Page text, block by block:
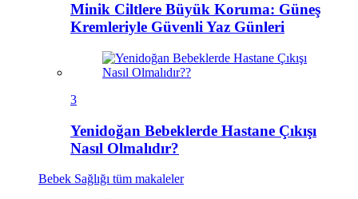
Minik Ciltlere Büyük Koruma: Güneş
Kremleriyle Güvenli Yaz Günleri
3
Yenidoğan Bebeklerde Hastane Çıkışı
Nasıl Olmalıdır?
Bebek Sağlığı tüm makaleler